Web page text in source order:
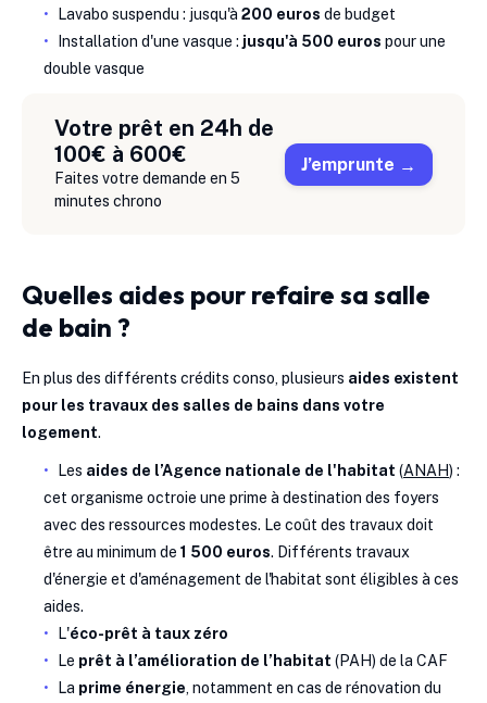
Lavabo suspendu : jusqu'à 200 euros de budget
Installation d'une vasque : jusqu'à 500 euros pour une
double vasque
Votre prêt en 24h de
100€ à 600€
Faites votre demande en 5
minutes chrono
J’emprunte
Quelles aides pour refaire sa salle
de bain ?
En plus des différents crédits conso, plusieurs aides existent
pour les travaux des salles de bains dans votre
logement.
Les aides de l’Agence nationale de l'habitat (ANAH) :
cet organisme octroie une prime à destination des foyers
avec des ressources modestes. Le coût des travaux doit
être au minimum de 1 500 euros. Différents travaux
d'énergie et d'aménagement de l'habitat sont éligibles à ces
aides.
L'éco-prêt à taux zéro
Le prêt à l’amélioration de l’habitat (PAH) de la CAF
La prime énergie, notamment en cas de rénovation du